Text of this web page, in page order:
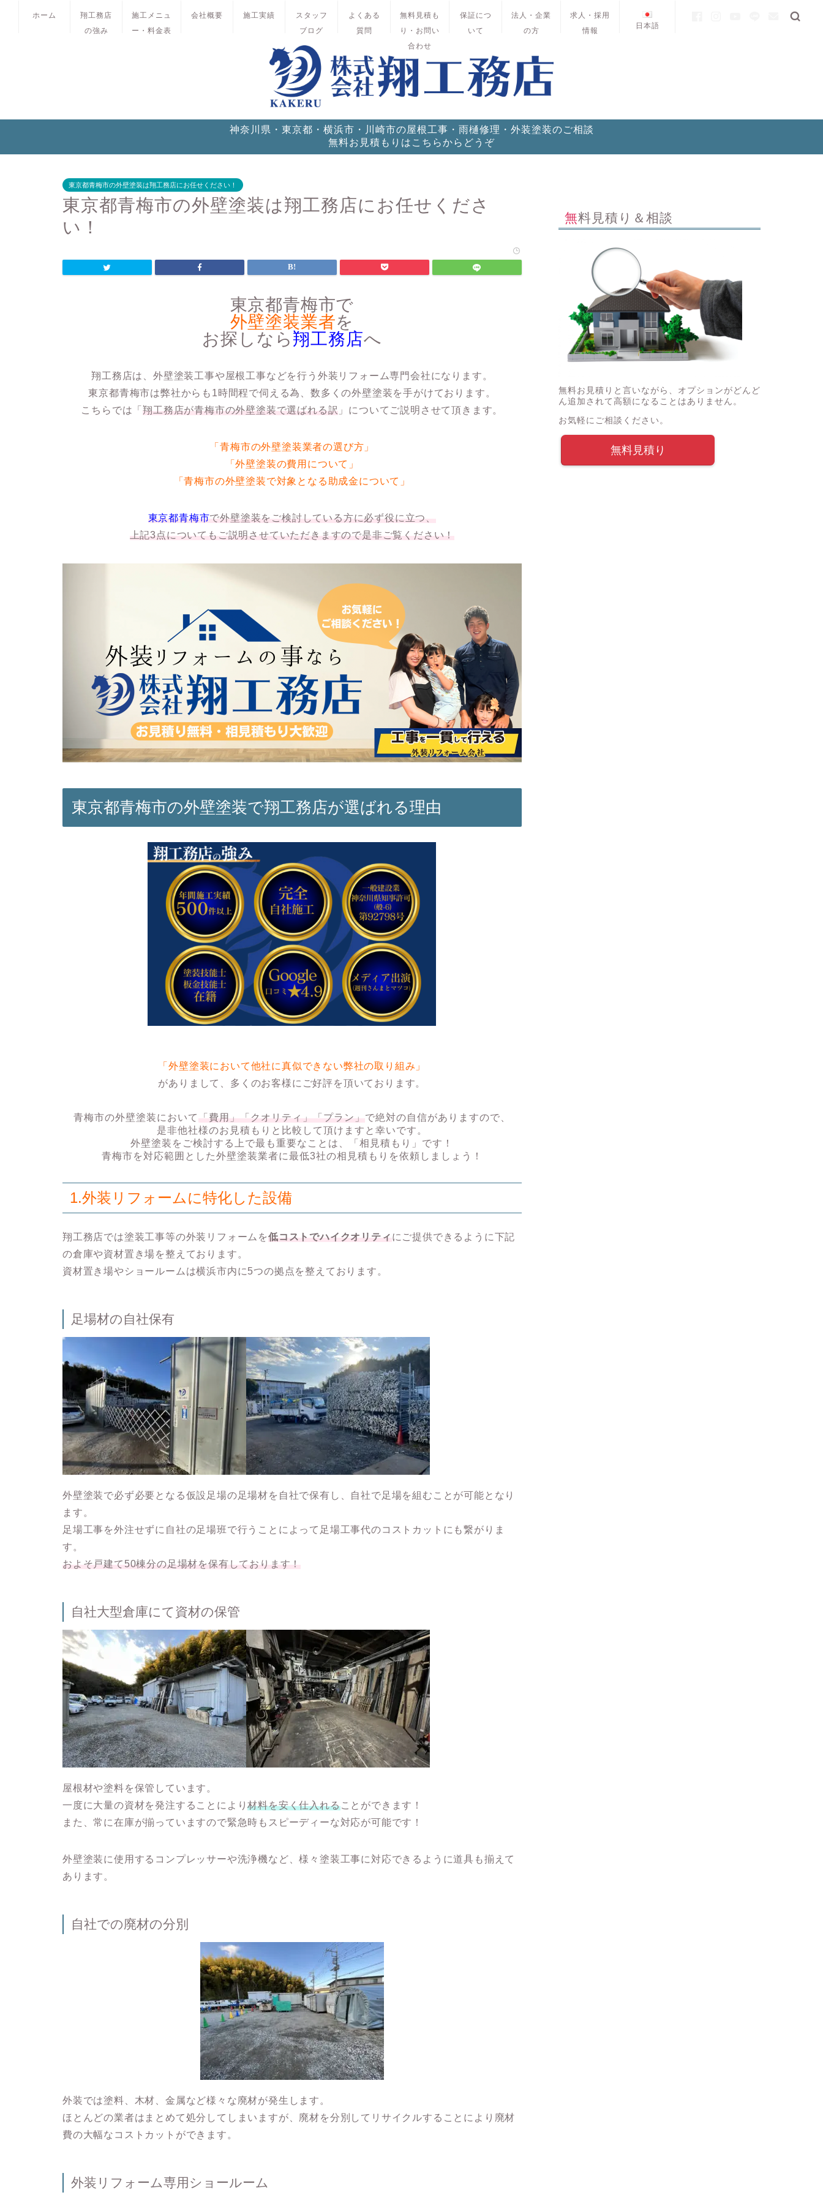
ホーム
翔工務店
の強み
施工メニュ
ー・料金表
会社概要 施工実績
スタッフ
ブログ
よくある
質問
無料見積も
り・お問い
合わせ
保証につ
いて
法人・企業
の方
求人・採用
情報
日本語
神奈川県・東京都・横浜市・川崎市の屋根工事・雨樋修理・外装塗装のご相談
無料お見積もりはこちらからどうぞ
東京都青梅市の外壁塗装は翔工務店にお任せください！
東京都青梅市の外壁塗装は翔工務店にお任せくださ
い！
東京都青梅市で
外壁塗装業者を
お探しなら翔工務店へ
翔工務店は、外壁塗装工事や屋根工事などを行う外装リフォーム専門会社になります。
東京都青梅市は弊社からも1時間程で伺える為、数多くの外壁塗装を手がけております。
こちらでは 「翔工務店が青梅市の外壁塗装で選ばれる訳 」 についてご説明させて頂きます。
「青梅市の外壁塗装業者の選び方」
「外壁塗装の費用について」
「青梅市の外壁塗装で対象となる助成金について」
東京都青梅市で外壁塗装をご検討している方に必ず役に立つ、
上記3点についてもご説明させていただきますので是非ご覧ください！
東京都青梅市の外壁塗装で翔工務店が選ばれる理由
「外壁塗装において他社に真似できない弊社の取り組み」
がありまして、多くのお客様にご好評を頂いております。
青梅市の外壁塗装において 「費用」「クオリティ」「プラン」 で絶対の自信がありますので、
是非他社様のお見積もりと比較して頂けますと幸いです。
外壁塗装をご検討する上で最も重要なことは、
「相見積もり」 です！
青梅市を対応範囲とした外壁塗装業者に最低3社の相見積もり を依頼しましょう！
1.外装リフォームに特化した設備
翔工務店では塗装工事等の外装リフォームを低コストでハイクオリティ にご提供できるように下記
の倉庫や資材置き場を整えております。
資材置き場やショールームは横浜市内に5つの拠点を整えております。
足場材の自社保有
外壁塗装で必ず必要となる仮設足場の足場材を自社で保有し、自社で足場を組むことが可能となり
ます。
足場工事を外注せずに自社の足場班で行うことによって足場工事代のコストカットにも繋がりま
す。
およそ戸建て50棟分の足場材を保有しております！
自社大型倉庫にて資材の保管
屋根材や塗料を保管しています。
一度に大量の資材を発注することにより材料を安く仕入れることができます！
また、常に在庫が揃っていますので緊急時もスピーディーな対応が可能です！
外壁塗装に使用するコンプレッサーや洗浄機など、様々塗装工事に対応できるように道具も揃えて
あります。
自社での廃材の分別
外装では塗料、木材、金属など様々な廃材が発生します。
ほとんどの業者はまとめて処分してしまいますが、廃材を分別してリサイクルすることにより廃材
費の大幅なコストカットができます。
外装リフォーム専用ショールーム
無料見積り＆相談
無料お見積りと言いながら、オプションがどんど
ん追加されて高額になることはありません。
お気軽にご相談ください。
無料見積り